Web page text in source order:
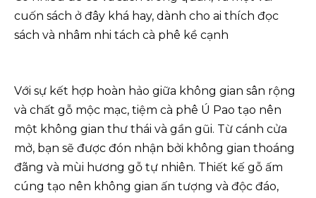
cuốn sách ở đây khá hay, dành cho ai thích đọc
sách và nhâm nhi tách cà phê kề cạnh
Với sự kết hợp hoàn hảo giữa không gian sân rộng
và chất gỗ mộc mạc, tiệm cà phê Ú Pao tạo nên
một không gian thư thái và gần gũi. Từ cánh cửa
mở, bạn sẽ được đón nhận bởi không gian thoáng
đãng và mùi hương gỗ tự nhiên. Thiết kế gỗ ấm
cúng tạo nên không gian ấn tượng và độc đáo,